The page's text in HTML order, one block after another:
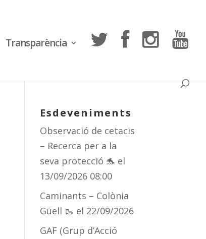
Transparència
Esdeveniments
Observació de cetacis
– Recerca per a la
seva protecció 🐬 el
13/09/2026 08:00
Caminants – Colònia
Güell 🥾 el 22/09/2026
GAF (Grup d’Acció